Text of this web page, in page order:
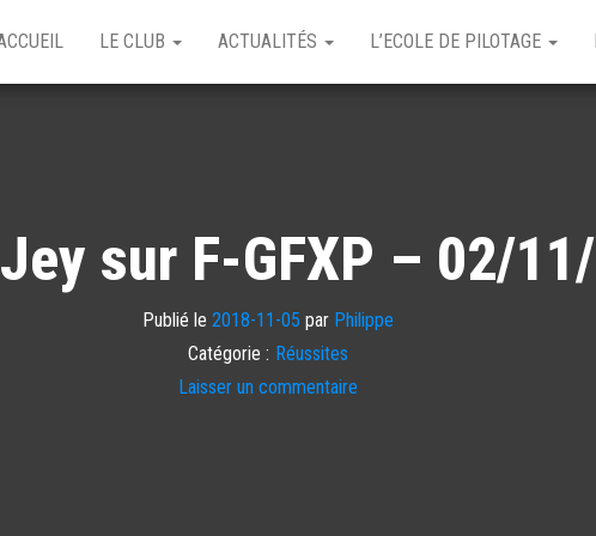
LE CLUB ACTUALITÉS L’ECOLE DE PILOTAGE
sur F-GFXP – 02/
Publié le 2018-11-05 par Philippe
Catégorie : Réussites
Laisser un commentaire